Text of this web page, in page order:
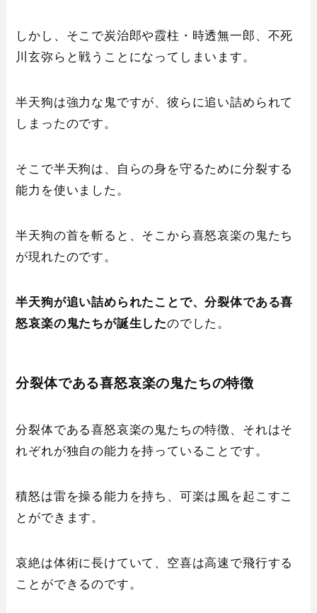
しかし、そこで炭治郎や霞柱・時透無一郎、不死
川玄弥らと戦うことになってしまいます。
半天狗は強力な鬼ですが、彼らに追い詰められて
しまったのです。
そこで半天狗は、自らの身を守るために分裂する
能力を使いました。
半天狗の首を斬ると、そこから喜怒哀楽の鬼たち
が現れたのです。
半天狗が追い詰められたことで、分裂体である喜
怒哀楽の鬼たちが誕生したのでした。
分裂体である喜怒哀楽の鬼たちの特徴
分裂体である喜怒哀楽の鬼たちの特徴、それはそ
れぞれが独自の能力を持っていることです。
積怒は雷を操る能力を持ち、可楽は風を起こすこ
とができます。
哀絶は体術に長けていて、空喜は高速で飛行する
ことができるのです。